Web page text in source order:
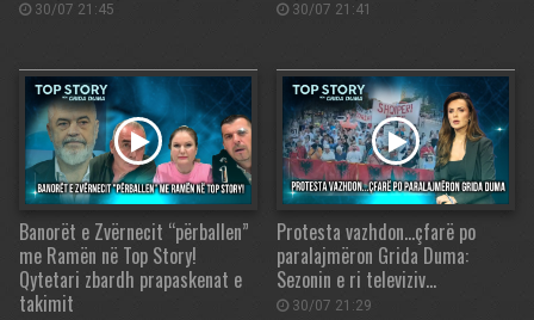
30/07 21:45 30/07 21:41
Banorët e Zvërnecit “përballen”
me Ramën në Top Story!
Qytetari zbardh prapaskenat e
takimit
Protesta vazhdon…çfarë po
paralajmëron Grida Duma:
Sezonin e ri televiziv…
30/07 21:29